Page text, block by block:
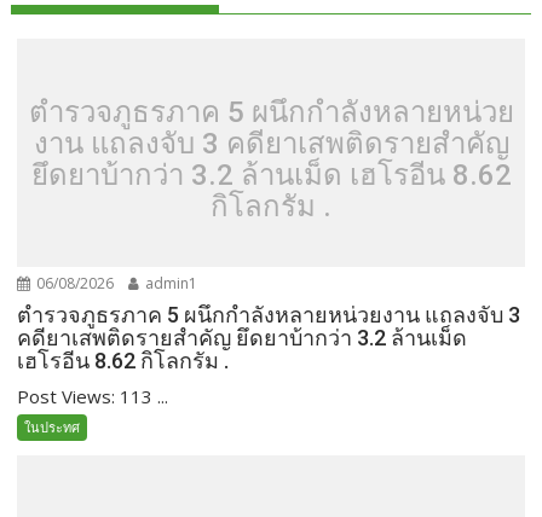
ตำรวจภูธรภาค 5 ผนึกกำลังหลายหน่วย
งาน แถลงจับ 3 คดียาเสพติดรายสำคัญ
ยึดยาบ้ากว่า 3.2 ล้านเม็ด เฮโรอีน 8.62
กิโลกรัม .
06/08/2026 admin1
ตำรวจภูธรภาค 5 ผนึกกำลังหลายหน่วยงาน แถลงจับ 3
คดียาเสพติดรายสำคัญ ยึดยาบ้ากว่า 3.2 ล้านเม็ด
เฮโรอีน 8.62 กิโลกรัม .
Post Views: 113 ...
ในประทศ